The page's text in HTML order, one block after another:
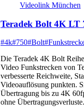
Teradek Bolt 4K LT
#4k#750#Bolt
Die Teradek 4K Bolt
Video Funkstrecken von
verbesserte Reichweite,
Videoauflösung punkten.
Übertragung bis zu 4K
ohne